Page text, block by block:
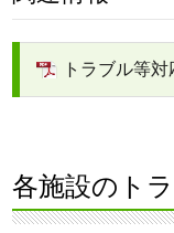
トラブル等
各施設のト